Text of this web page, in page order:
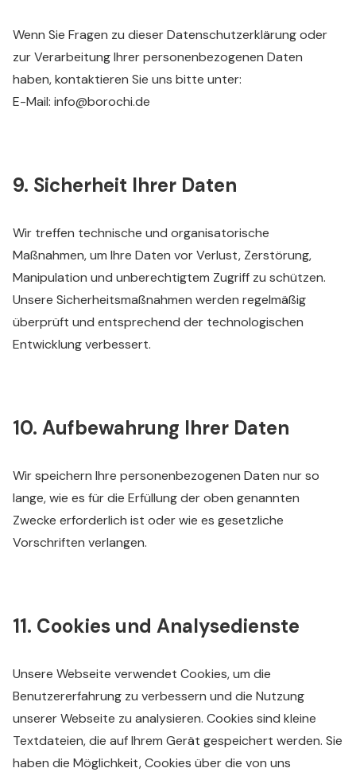
Wenn Sie Fragen zu dieser Datenschutzerklärung oder
zur Verarbeitung Ihrer personenbezogenen Daten
haben, kontaktieren Sie uns bitte unter:
E-Mail: info@borochi.de
9. Sicherheit Ihrer Daten
Wir treffen technische und organisatorische
Maßnahmen, um Ihre Daten vor Verlust, Zerstörung,
Manipulation und unberechtigtem Zugriff zu schützen.
Unsere Sicherheitsmaßnahmen werden regelmäßig
überprüft und entsprechend der technologischen
Entwicklung verbessert.
10. Aufbewahrung Ihrer Daten
Wir speichern Ihre personenbezogenen Daten nur so
lange, wie es für die Erfüllung der oben genannten
Zwecke erforderlich ist oder wie es gesetzliche
Vorschriften verlangen.
11. Cookies und Analysedienste
Unsere Webseite verwendet Cookies, um die
Benutzererfahrung zu verbessern und die Nutzung
unserer Webseite zu analysieren. Cookies sind kleine
Textdateien, die auf Ihrem Gerät gespeichert werden. Sie
haben die Möglichkeit, Cookies über die von uns